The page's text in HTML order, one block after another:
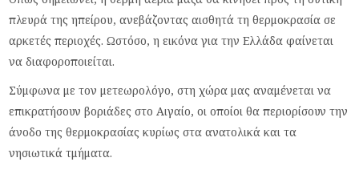
πλευρά της ηπείρου, ανεβάζοντας αισθητά τη θερμοκρασία σε
αρκετές περιοχές. Ωστόσο, η εικόνα για την Ελλάδα φαίνεται
να διαφοροποιείται.
Σύμφωνα με τον μετεωρολόγο, στη χώρα μας αναμένεται να
επικρατήσουν βοριάδες στο Αιγαίο, οι οποίοι θα περιορίσουν την
άνοδο της θερμοκρασίας κυρίως στα ανατολικά και τα
νησιωτικά τμήματα.